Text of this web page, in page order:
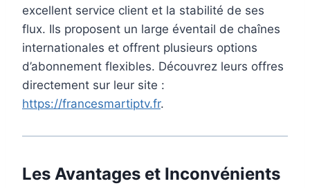
excellent service client et la stabilité de ses
flux. Ils proposent un large éventail de chaînes
internationales et offrent plusieurs options
d’abonnement flexibles. Découvrez leurs offres
directement sur leur site :
https://francesmartiptv.fr.
Les Avantages et Inconvénients